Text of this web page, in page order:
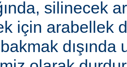
silinecek
için arabellek